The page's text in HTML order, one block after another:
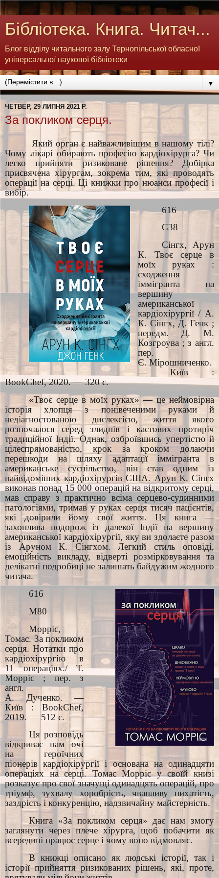
Бібліотека. Книга. Читач...
Блог відділу читального залу Тернопільської обласної
універсальної наукової бібліотеки
▼
ЧЕТВЕР, 29 ЛИПНЯ 2021 Р.
За покликом серця.
Який орган є найважливішим в нашому тілі?
Чому лікарі обирають професію кардіохірурга? Чи
легко прийняти ризиковане рішення? Добірка
присвячена хірургам, зокрема тим, які проводять
операції на серці. Ці книжки про нюанси професії і
вибір.
616
С38
Сінгх, Арун
К. Твоє серце в
моїх руках :
сходження
іммігранта на
вершину
американської
кардіохірургії / А.
К. Сінгх, Д. Генк ;
передм. Д. М.
Козгроува ; з англ.
пер.
Є. Мірошниченко.
— Київ :
BookChef, 2020. — 320 с.
«Твоє серце в моїх руках» — це неймовірна
історія хлопця з понівеченими руками й
недіагностованою дислексією, життя якого
розпочалося серед злиднів і кастових протиріч
традиційної Індії. Однак, озброївшись упертістю й
цілеспрямованістю, крок за кроком долаючи
перешкоди на шляху адаптації іммігранта в
американське суспільство, він став одним із
найвідоміших кардіохірургів США. Арун К. Сінгх
виконав понад 15 000 операцій на відкритому серці,
мав справу з практично всіма серцево-судинними
патологіями, тримав у руках серця тисяч пацієнтів,
які довірили йому свої життя. Ця книга —
захоплива подорож із далекої Індії на вершину
американської кардіохірургії, яку ви здолаєте разом
із Аруном К. Сінгхом. Легкий стиль оповіді,
емоційність викладу, відверті розмірковування та
делікатні подробиці не залишать байдужим жодного
читача.
616
М80
Морріс,
Томас. За покликом
серця. Нотатки про
кардіохірургію в
11 операціях./ Т.
Морріс ; пер. з
англ.
А. Дученко. —
Київ : BookChef,
2019. — 512 с.
Ця розповідь
відкриває нам очі
на героїчних
піонерів кардіохірургії і основана на одинадцяти
операціях на серці. Томас Морріс у своїй книзі
розказує про свої значущі одинадцять операцій, про
тріумф, зухвалу хоробрість, чванливу пихатість,
заздрість і конкуренцію, надзвичайну майстерність.
Книга «За покликом серця» дає нам змогу
заглянути через плече хірурга, щоб побачити як
всередині працює серце і чому воно відмовляє.
В книжці описано як людські історії, так і
історії прийняття ризикованих рішень, які, проте,